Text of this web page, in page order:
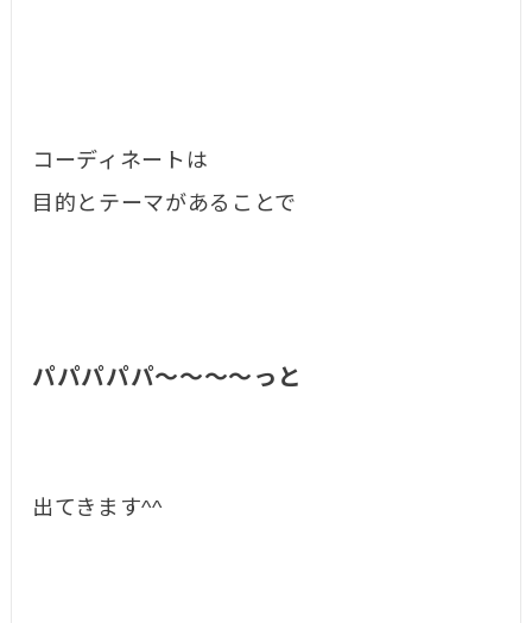
コーディネートは
目的とテーマがあることで
パパパパパ〜〜〜〜っと
出てきます^^